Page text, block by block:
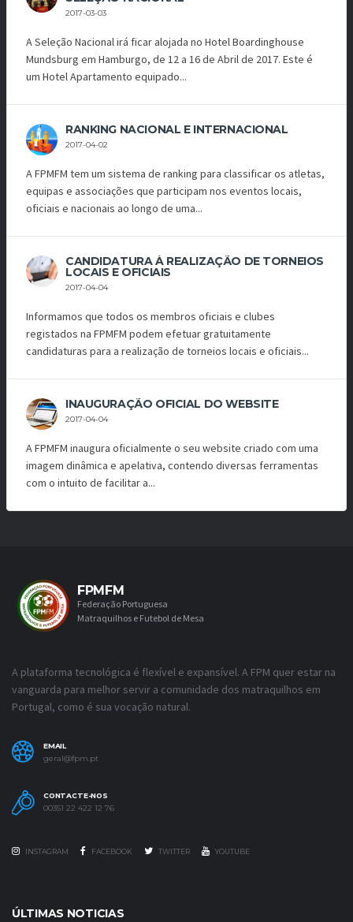
2017-03-03
A Seleção Nacional irá ficar alojada no Hotel Boardinghouse
Mundsburg em Hamburgo, de 12 a 16 de Abril de 2017. Este é
um Hotel Apartamento equipado...
RANKING NACIONAL E INTERNACIONAL
2017-04-02
A FPMFM tem um sistema de ranking para classificar os atletas,
equipas e associações que participam nos eventos locais,
oficiais e nacionais ao longo de uma...
CANDIDATURA À REALIZAÇÃO DE TORNEIOS
LOCAIS E OFICIAIS
2017-04-04
Informamos que todos os membros oficiais e clubes
registados na FPMFM podem efetuar gratuitamente
candidaturas para a realização de torneios locais e oficiais...
INAUGURAÇÃO OFICIAL DO WEBSITE
2017-04-04
A FPMFM inaugura oficialmente o seu website criado com uma
imagem dinâmica e apelativa, contendo diversas ferramentas
com o intuito de facilitar a...
FPMFM
Federação Portuguesa
Matraquilhos e Futebol de Mesa
A plataforma tecnológica é flexível e expansível. A FPM quer estar na
vanguarda para melhor servir a comunidade dos matraquilhos em
Portugal, como é sua vocação natural.
EMAIL
geral@fpm.pt
CONTACTE-NOS
00351 22 422 12 76
INSTAGRAM FACEBOOK TWITTER YOUTUBE
ÚLTIMAS NOTICIAS